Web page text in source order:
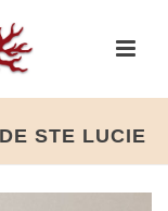
STE LUCIE